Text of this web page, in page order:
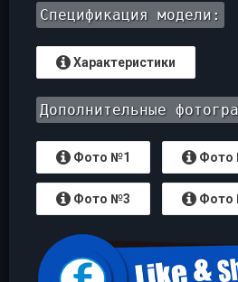
Спецификация модели:
Характеристики
Дополнительные
Фото №1 Фото
Фото №3 Фото